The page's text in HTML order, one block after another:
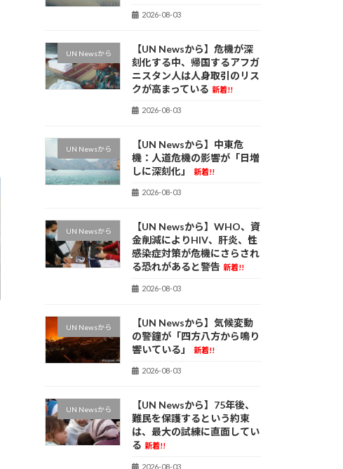
2026-08-03
UN Newsから
【UN Newsから】危機が深
刻化する中、帰国するアフガ
ニスタン人は人身取引のリス
クが高まっている 新着!!
2026-08-03
UN Newsから
【UN Newsから】中東危
機：人道危機の影響が「日増
しに深刻化」
新着!!
2026-08-03
UN Newsから
【UN Newsから】WHO、資
金削減によりHIV、肝炎、性
感染症対策が危機にさらされ
る恐れがあると警告 新着!!
2026-08-03
UN Newsから
【UN Newsから】気候変動
の警鐘が「四方八方から鳴り
響いている」
新着!!
2026-08-03
UN Newsから
【UN Newsから】75年後、
難民を保護するという約束
は、最大の試練に直面してい
る 新着!!
2026-08-03